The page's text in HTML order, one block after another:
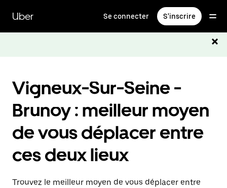
contenu
principal
Uber Se connecter S'inscrire
Vigneux-Sur-Seine -
Brunoy : meilleur moyen
de vous déplacer entre
ces deux lieux
Trouvez le meilleur moyen de vous déplacer entre